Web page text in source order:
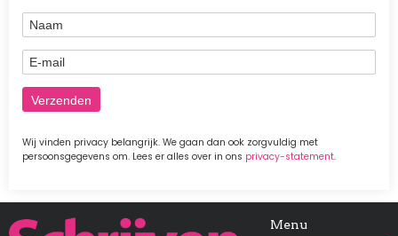
Naam
E-mail
Wij vinden privacy belangrijk. We gaan dan ook zorgvuldig met
persoonsgegevens om. Lees er alles over in ons privacy-statement.
Afbeelding Menu